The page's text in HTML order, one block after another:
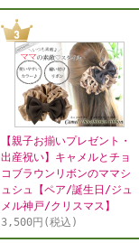
【親子お揃いプレゼント・
出産祝い】キャメルとチョ
コブラウンリボンのママシ
ュシュ【ペア/誕生日/ジュ
メル神戸/クリスマス】
3,500円(税込)